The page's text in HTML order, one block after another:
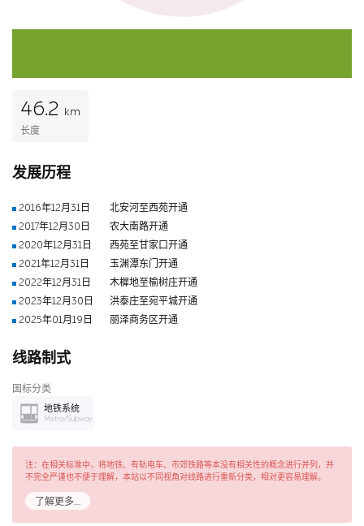
46.2
km
长度
发展历程
2016年12月31日
北安河至西苑开通
2017年12月30日
农大南路开通
2020年12月31日
西苑至甘家口开通
2021年12月31日
玉渊潭东门开通
2022年12月31日
木樨地至榆树庄开通
2023年12月30日
洪泰庄至宛平城开通
2025年01月19日
丽泽商务区开通
线路制式
国标分类
地铁系统
Metro/Subway
注：在相关标准中，将地铁、有轨电车、市郊铁路等本没有相关性的概念进行并列，并
不完全严谨也不便于理解，本站以不同视角对线路进行重新分类，相对更容易理解。
了解更多…